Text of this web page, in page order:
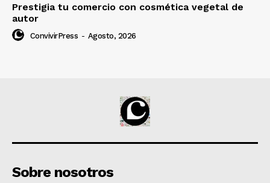
Prestigia tu comercio con cosmética vegetal de
autor
ConvivirPress - Agosto, 2026
Sobre nosotros